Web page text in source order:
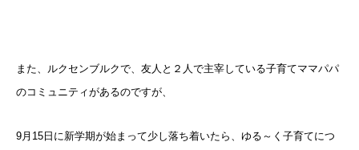
また、ルクセンブルクで、友人と２人で主宰している子育てママパパ
のコミュニティがあるのですが、
9月15日に新学期が始まって少し落ち着いたら、ゆる～く子育てにつ